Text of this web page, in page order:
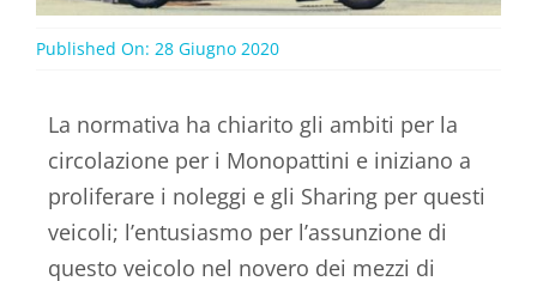
Published On: 28 Giugno 2020
La normativa ha chiarito gli ambiti per la
circolazione per i Monopattini e iniziano a
proliferare i noleggi e gli Sharing per questi
veicoli; l’entusiasmo per l’assunzione di
questo veicolo nel novero dei mezzi di